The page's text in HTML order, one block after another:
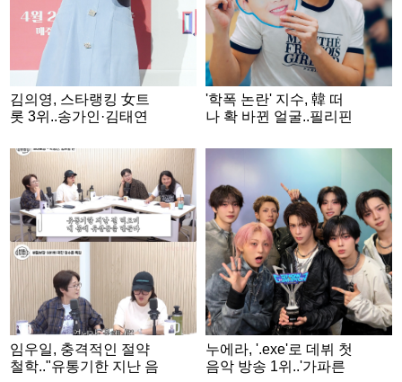
김의영, 스타랭킹 女트
롯 3위..송가인·김태연
'학폭 논란' 지수, 韓 떠
나 확 바뀐 얼굴..필리핀
슈]
임우일, 충격적인 절약
철학.."유통기한 지난 음
누에라, '.exe'로 데뷔 첫
음악 방송 1위..'가파른